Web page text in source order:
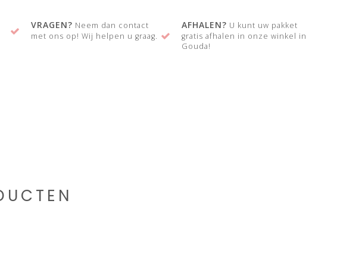
VRAGEN? Neem dan contact
met ons op! Wij helpen u graag.
AFHALEN? U kunt uw pakket
gratis afhalen in onze winkel in
Gouda!